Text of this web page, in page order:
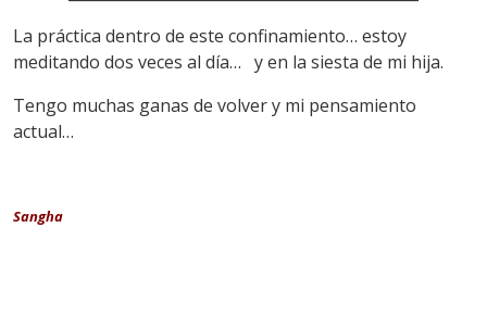
La práctica dentro de este confinamiento… estoy
meditando dos veces al día… y en la siesta de mi hija.
Tengo muchas ganas de volver y mi pensamiento
actual…
Sangha